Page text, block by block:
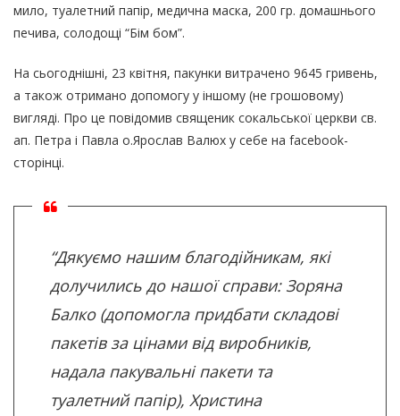
мило, туалетний папір, медична маска, 200 гр. домашнього
печива, солодощі “Бім бом”.
На сьогоднішні, 23 квітня, пакунки витрачено 9645 гривень,
а також отримано допомогу у іншому (не грошовому)
вигляді. Про це повідомив священик сокальської церкви св.
ап. Петра і Павла о.Ярослав Валюх у себе на facebook-
сторінці.
“Дякуємо нашим благодійникам, які
долучились до нашої справи: Зоряна
Балко (допомогла придбати складові
пакетів за цінами від виробників,
надала пакувальні пакети та
туалетний папір), Христина